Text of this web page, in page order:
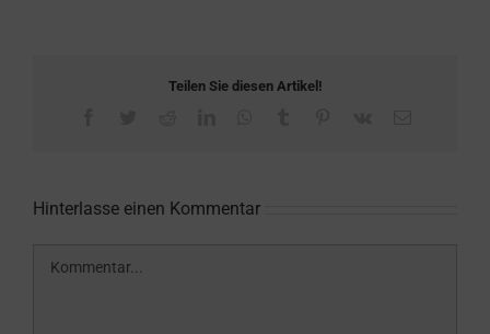
Teilen Sie diesen Artikel!
Hinterlasse einen Kommentar